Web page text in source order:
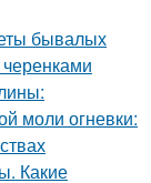
бывалых
моли огневки:
Какие